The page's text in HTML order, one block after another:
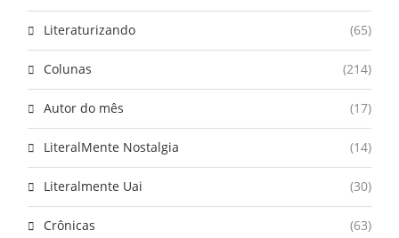
Literaturizando (65)
Colunas (214)
Autor do mês (17)
LiteralMente Nostalgia (14)
Literalmente Uai (30)
Crônicas (63)